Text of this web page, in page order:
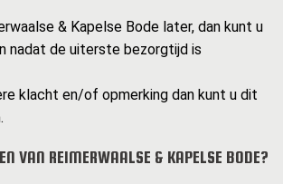
& Kapelse Bode later, dan kunt u
nadat de uiterste bezorgtijd is
klacht en/of opmerking dan kunt u dit
VAN REIMERWAALSE & KAPELSE BODE?